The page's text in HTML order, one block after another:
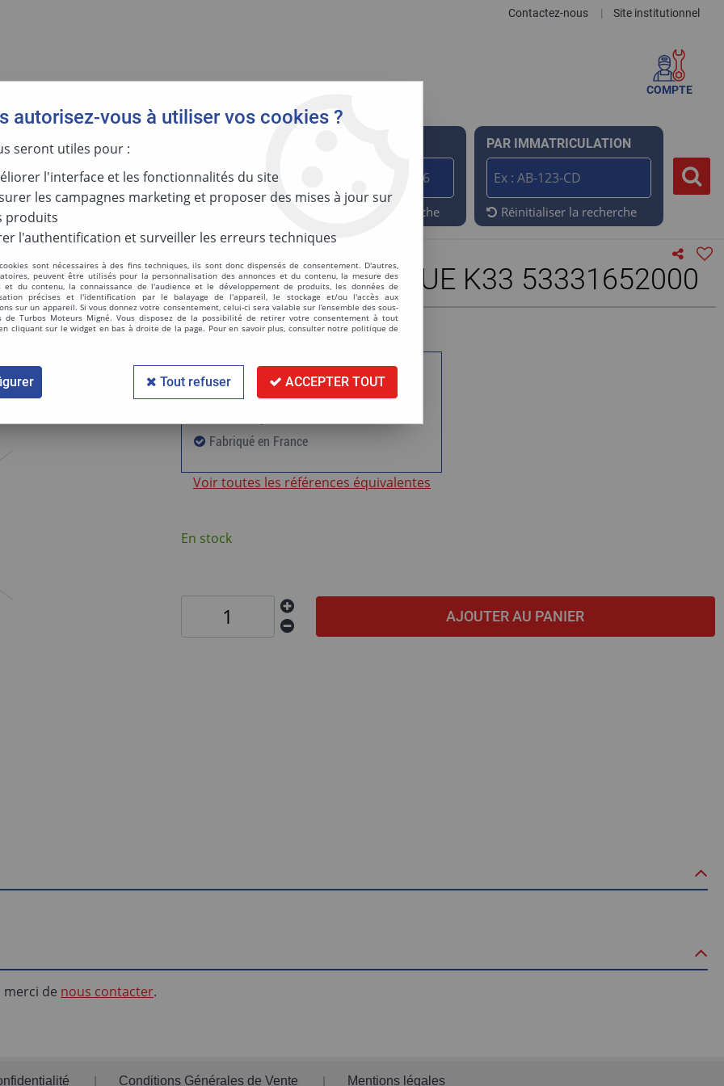
Contactez-nous | Site institutionnel
COMPTE
MOTORISATION
Réinitialiser la recherche
PAR IMMATRICULATION
Réinitialiser la recherche
CLOCHE THERMIQUE K33 53331652000
Réf. :53331652000
60 000km ou 24 mois de garantie
Fabriqué en France
Voir toutes les références équivalentes
En stock
AJOUTER AU PANIER
de nous contacter.
Conditions Générales de Vente Mentions légales
autorisez-vous à utiliser vos cookies ?
seront utiles pour :
l'interface et les fonctionnalités du site
les campagnes marketing et proposer des mises à jour sur
produits
l'authentification et surveiller les erreurs techniques
sont nécessaires à des fins techniques, ils sont donc dispensés de consentement. D'autres,
peuvent être utilisés pour la personnalisation des annonces et du contenu, la mesure des
et du contenu, la connaissance de l'audience et le développement de produits, les données de
précises et l'identification par le balayage de l'appareil, le stockage et/ou l'accès aux
sur un appareil. Si vous donnez votre consentement, celui-ci sera valable sur l’ensemble des sous-
de Turbos Moteurs Migné. Vous disposez de la possibilité de retirer votre consentement à tout
cliquant sur le widget en bas à droite de la page. Pour en savoir plus, consulter notre politique de
Tout refuser ACCEPTER TOUT